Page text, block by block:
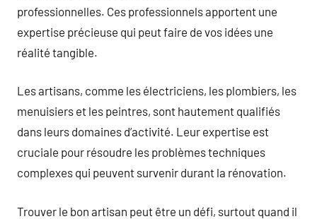
professionnelles. Ces professionnels apportent une
expertise précieuse qui peut faire de vos idées une
réalité tangible.
Les artisans, comme les électriciens, les plombiers, les
menuisiers et les peintres, sont hautement qualifiés
dans leurs domaines d’activité. Leur expertise est
cruciale pour résoudre les problèmes techniques
complexes qui peuvent survenir durant la rénovation.
Trouver le bon artisan peut être un défi, surtout quand il